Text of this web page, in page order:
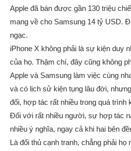
Apple đã bán được gần 130 triệu
mang về cho Samsung 14 tỷ USD.
ngạc.
iPhone X không phải là sự kiện duy
của họ. Thậm chí, đây cũng không
Apple và Samsung làm việc cùng
và có lịch sử kiện tụng lâu đời,
đổi, hợp tác rất nhiều trong quá trình
Đối với rất nhiều người, sự hợp tác
nhiều ý nghĩa, ngay cả khi hai bên
Là đối thủ cạnh tranh, chẳng phải họ